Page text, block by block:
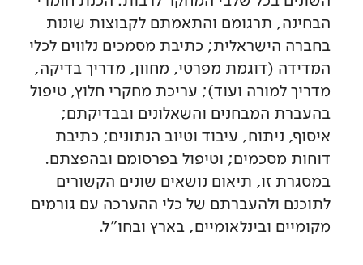
הבחינה, תרגומם והתאמתם לקבוצות שונות
בחברה הישראלית; כתיבת מסמכים נלווים לכלי
המדידה (דוגמת מפרטי, מחוון, מדריך בדיקה,
מדריך למורה ועוד); עריכת מחקרי חלוץ, טיפול
בהעברת המבחנים והשאלונים ובבדיקתם;
איסוף, ניתוח, עיבוד וטיוב הנתונים; כתיבת
דוחות מסכמים; וטיפול בפרסומם ובהפצתם.
במסגרת זו, תיאום נושאים שונים הקשורים
לתוכנם ולהעברתם של כלי ההערכה עם גורמים
מקומיים ובינלאומיים, בארץ ובחו"ל.